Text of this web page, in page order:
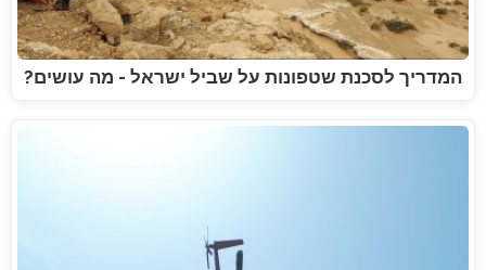
המדריך לסכנת שטפונות על שביל ישראל - מה עושים?